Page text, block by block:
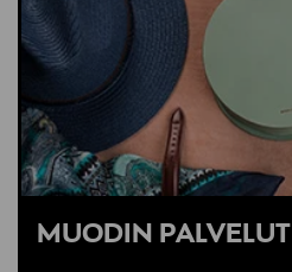
MUODIN PALVELUT